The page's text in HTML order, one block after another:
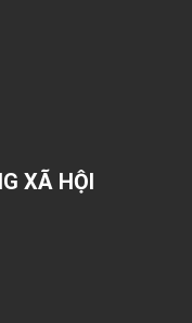
XÃ HỘI